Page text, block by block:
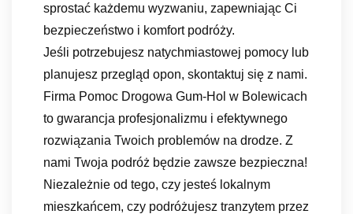
sprostać każdemu wyzwaniu, zapewniając Ci
bezpieczeństwo i komfort podróży.
Jeśli potrzebujesz natychmiastowej pomocy lub
planujesz przegląd opon, skontaktuj się z nami.
Firma Pomoc Drogowa Gum-Hol w Bolewicach
to gwarancja profesjonalizmu i efektywnego
rozwiązania Twoich problemów na drodze. Z
nami Twoja podróż będzie zawsze bezpieczna!
Niezależnie od tego, czy jesteś lokalnym
mieszkańcem, czy podróżujesz tranzytem przez